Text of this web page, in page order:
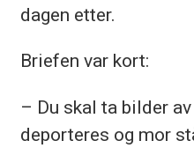
dagen etter.
Briefen var kort:
– Du skal ta bilder
deporteres og mor